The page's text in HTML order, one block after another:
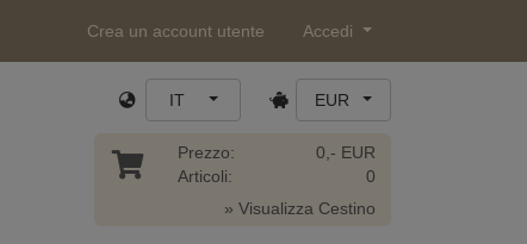
Crea un account utente Accedi
IT EUR
Prezzo:
Articoli:
0,- EUR
0
» Visualizza Cestino